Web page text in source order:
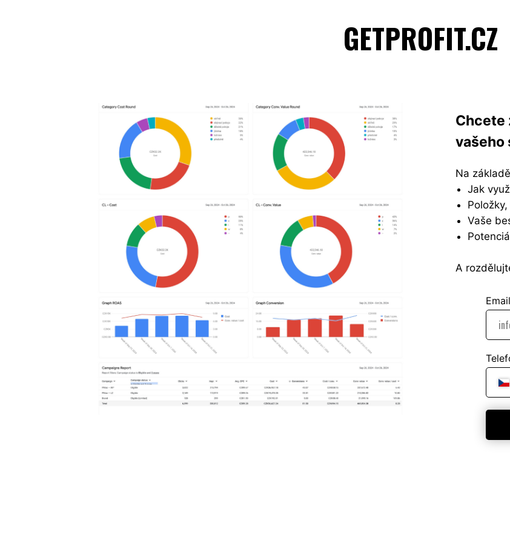
Na
Jak
Vaše
A
Chcete
vašeho
Email
GETPROFIT.CZ